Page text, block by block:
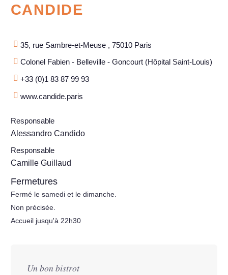
CANDIDE
35, rue Sambre-et-Meuse , 75010 Paris
Colonel Fabien - Belleville - Goncourt (Hôpital Saint-Louis)
+33 (0)1 83 87 99 93
www.candide.paris
Responsable
Alessandro Candido
Responsable
Camille Guillaud
Fermetures
Fermé le samedi et le dimanche.
Non précisée.
Accueil jusqu'à 22h30
Un bon bistrot